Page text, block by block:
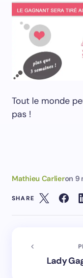
Tout le monde
pas !
Mathieu Carlieron 9
SHARE
Lady